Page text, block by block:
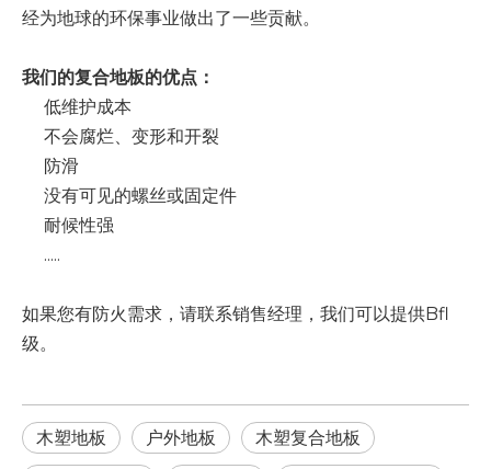
经为地球的环保事业做出了一些贡献。
我们的复合地板的优点：
低维护成本
不会腐烂、变形和开裂
防滑
没有可见的螺丝或固定件
耐候性强
.....
如果您有防火需求，请联系销售经理，我们可以提供Bfl
级。
木塑地板 户外地板 木塑复合地板